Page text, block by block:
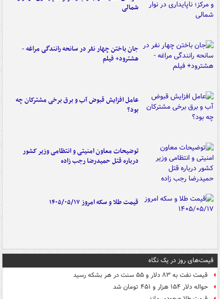
شمالی
جان باختن چهار نفر در سانحه رانندگی مراغه -
هشترود+ فیلم
عامل افزایش قبوض آب و برق برخی مشترکان چه
بود؟
توضیحات معاون امنیتی و انتظامی وزیر کشور
درباره قتل حمیدرضا رجب زاده
قیمت طلا و سکه امروز ۱۴۰۵/۰۵/۱۷
قیمت‌های روز در یک نگاه
قیمت نفت به ۸۳ دلار و ۵۵ سنت در هر بشکه رسید
حواله دلار ۱۵۴ هزار و ۴۵۱ تومان شد